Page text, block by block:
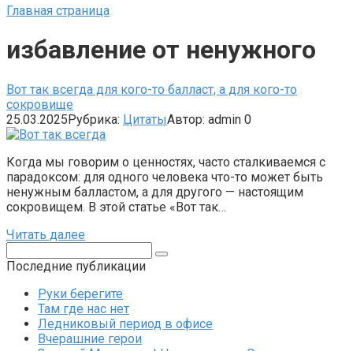
Главная страница
избавление от ненужного
Вот так всегда для кого-то балласт, а для кого-то
сокровище
25.03.2025Рубрика: ЦитатыАвтор: admin 0
Когда мы говорим о ценностях, часто сталкиваемся с
парадоксом: для одного человека что-то может быть
ненужным балластом, а для другого — настоящим
сокровищем. В этой статье «Вот так…
Читать далее
Последние публикации
Руки берегите
Там где нас нет
Ледниковый период в офисе
Вчерашние герои